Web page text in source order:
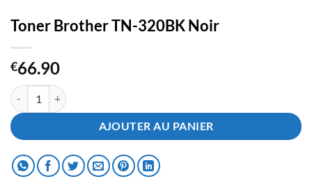
Toner Brother TN-320BK Noir
€66.90
quantité de Toner Brother TN-320BK Noir
AJOUTER AU PANIER